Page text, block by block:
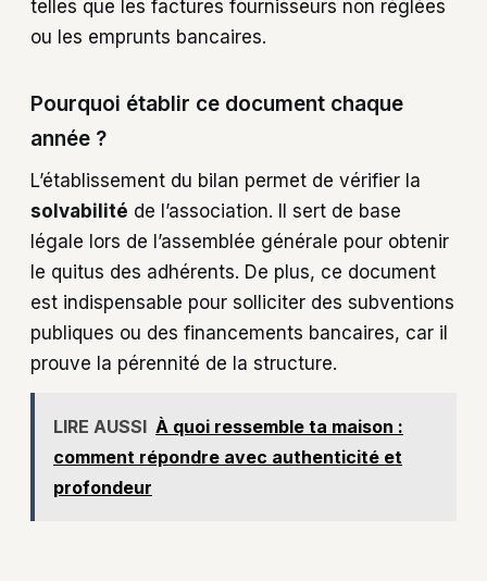
telles que les factures fournisseurs non réglées
ou les emprunts bancaires.
Pourquoi établir ce document chaque
année ?
L’établissement du bilan permet de vérifier la
solvabilité de l’association. Il sert de base
légale lors de l’assemblée générale pour obtenir
le quitus des adhérents. De plus, ce document
est indispensable pour solliciter des subventions
publiques ou des financements bancaires, car il
prouve la pérennité de la structure.
LIRE AUSSI À quoi ressemble ta maison :
comment répondre avec authenticité et
profondeur